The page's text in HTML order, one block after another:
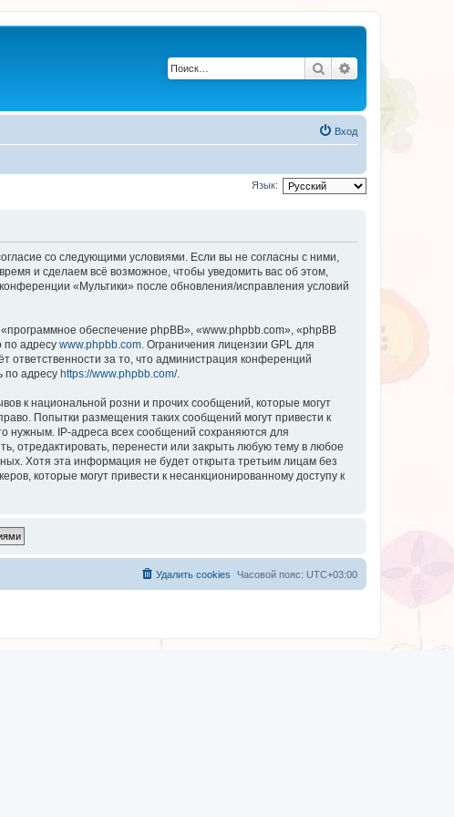
Поиск
Вход
Язык:
со следующими условиями. Если вы не согласны с ними,
и сделаем всё возможное, чтобы уведомить вас об этом,
«Мультики» после обновления/исправления условий
обеспечение phpBB», «www.phpbb.com», «phpBB
по адресу www.phpbb.com . Ограничения лицензии GPL для
ответственности за то, что администрация конференций
по адресу https://www.phpbb.com/.
к национальной розни и прочих сообщений, которые могут
Попытки размещения таких сообщений могут привести к
нужным. IP-адреса всех сообщений сохраняются для
отредактировать, перенести или закрыть любую тему в любое
Хотя эта информация не будет открыта третьим лицам без
которые могут привести к несанкционированному доступу к
Часовой пояс: UTC+03:00
Удалить cookies